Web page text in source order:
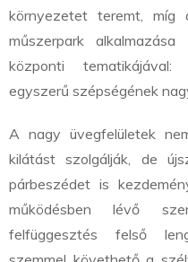
környezetet teremt, míg
műszerpark
központi
egyszerű szépségének
A nagy üvegfelületek
kilátást szolgálják, de
párbeszédet is
működésben lévő
felfüggesztés felső